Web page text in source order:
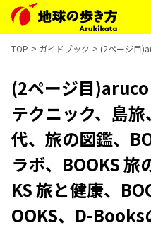
TOP ガイドブック (2ページ目
(2ページ目
テクニック、島
代、旅の図鑑、
ラボ、BOOKS 旅
KS 旅と健康、
OOKS、D-